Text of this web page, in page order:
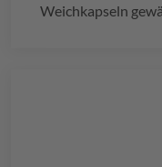
Weichkapseln